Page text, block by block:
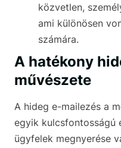
közvetlen,
ami különösen
számára.
A hatékony
művészete
A hideg e-mailezés a
egyik kulcsfontosságú
ügyfelek megnyerése